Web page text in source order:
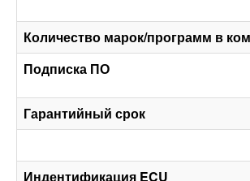
Количество марок/программ в
Подписка ПО
Гарантийный срок
Индентификация ECU